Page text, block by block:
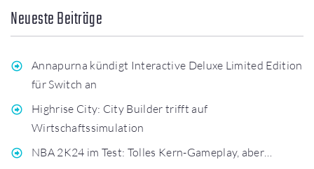
Neueste Beiträge
Annapurna kündigt Interactive Deluxe Limited Edition
für Switch an
Highrise City: City Builder trifft auf
Wirtschaftssimulation
NBA 2K24 im Test: Tolles Kern-Gameplay, aber…